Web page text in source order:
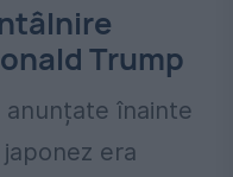
Trump
anunțate înainte
era